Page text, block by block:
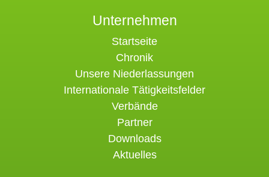
Unternehmen
Startseite
Chronik
Unsere Niederlassungen
Internationale Tätigkeitsfelder
Verbände
Partner
Downloads
Aktuelles